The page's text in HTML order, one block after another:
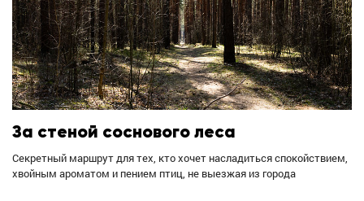
За стеной соснового леса
Секретный маршрут для тех, кто хочет насладиться спокойствием,
хвойным ароматом и пением птиц, не выезжая из города